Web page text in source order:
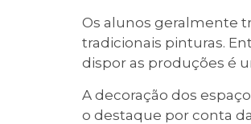
Os alunos geralmente
tradicionais pinturas.
dispor as produções é
A decoração dos
o destaque por conta